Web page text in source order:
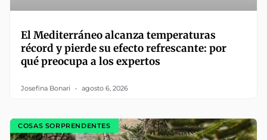
El Mediterráneo alcanza temperaturas
récord y pierde su efecto refrescante: por
qué preocupa a los expertos
Josefina Bonari agosto 6, 2026
COSAS SORPRENDENTES